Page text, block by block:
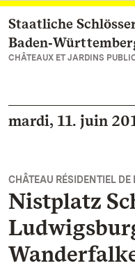
Vers la page
Staatliche
CHÂTEAUX ET JARDINS
mardi, 11. juin
CHÂTEAU RÉSIDENTIEL
Nistplatz